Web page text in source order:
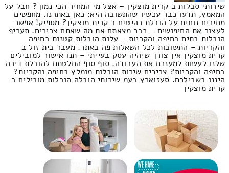
שירותי סבלות ב קרית מוצקין – אצל מי המחיר הכי נמוך? חבל על
המאמץ, תדעו כבר עכשיו שהתשובה היא: כאן באתרנו. מחפשים
מחירים נוחים על הובלת רהיטים ב קרית מוצקין? מספיק! אפשר
לעצור את החיפושים – כבר מצאתם את מה שאתם צריכים. תעריף
הובלות בתים בחיפה והקריות – עלות הובלות קטנות בחיפה
והקריות – התשובות לכל השאלות פה באתר. מעבר בית זול ב
קרית מוצקין אין צורך שיהיה עסק בעייתי – תנו אישור למובילים
שלנו לעשות למענכם את העבודה. סוף סוף החלטתם להובלת דירה
בחיפה והקריות? צריכים שירות הובלות מומלץ בחיפה והקריות?
היננו בשבילכם. סעזוארץ בעמ שירותי הובלה הובלות מובילים ב
קרית מוצקין